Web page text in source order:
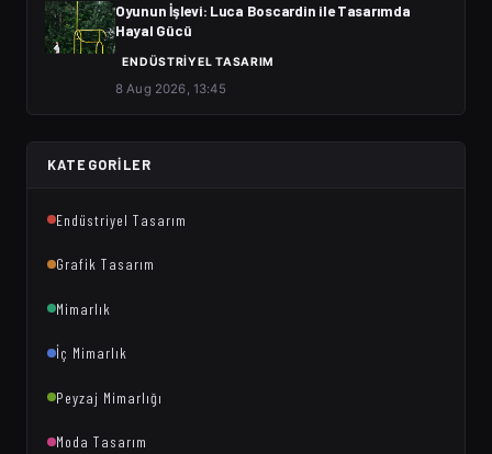
Oyunun İşlevi: Luca Boscardin ile Tasarımda
Hayal Gücü
ENDÜSTRIYEL TASARIM
8 Aug 2026, 13:45
KATEGORILER
Endüstriyel Tasarım
Grafik Tasarım
Mimarlık
İç Mimarlık
Peyzaj Mimarlığı
Moda Tasarım